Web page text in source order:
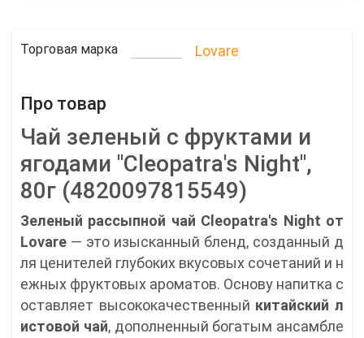
Торговая марка Lovare
Про товар
Чай зеленый с фруктами и
ягодами "Cleopatra's Night",
80г (4820097815549)
Зеленый рассыпной чай Cleopatra's Night от
Lovare — это изысканный бленд, созданный д
ля ценителей глубоких вкусовых сочетаний и н
ежных фруктовых ароматов. Основу напитка с
оставляет высококачественный китайский л
истовой чай, дополненный богатым ансамбле